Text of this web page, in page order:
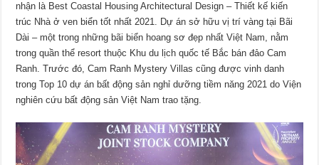
nhận là Best Coastal Housing Architectural Design – Thiết kế kiến
trúc Nhà ở ven biển tốt nhất 2021. Dự án sở hữu vị trí vàng tại Bãi
Dài – một trong những bãi biển hoang sơ đẹp nhất Việt Nam, nằm
trong quần thể resort thuộc Khu du lịch quốc tế Bắc bán đảo Cam
Ranh. Trước đó, Cam Ranh Mystery Villas cũng được vinh danh
trong Top 10 dự án bất động sản nghỉ dưỡng tiềm năng 2021 do Viện
nghiên cứu bất động sản Việt Nam trao tặng.